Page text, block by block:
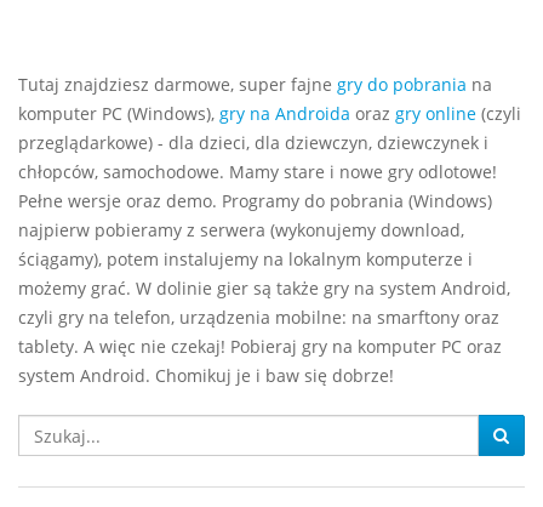
Tutaj znajdziesz darmowe, super fajne gry do pobrania na
komputer PC (Windows), gry na Androida oraz gry online (czyli
przeglądarkowe) - dla dzieci, dla dziewczyn, dziewczynek i
chłopców, samochodowe. Mamy stare i nowe gry odlotowe!
Pełne wersje oraz demo. Programy do pobrania (Windows)
najpierw pobieramy z serwera (wykonujemy download,
ściągamy), potem instalujemy na lokalnym komputerze i
możemy grać. W dolinie gier są także gry na system Android,
czyli gry na telefon, urządzenia mobilne: na smarftony oraz
tablety. A więc nie czekaj! Pobieraj gry na komputer PC oraz
system Android. Chomikuj je i baw się dobrze!